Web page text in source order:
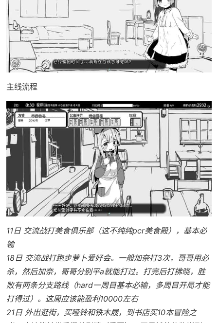
主线流程
11日 交流战打美食俱乐部（这不纯纯pcr美食殿），基本必
输
18日 交流战打跑步萝卜爱好会。一般加奈打3次，哥哥用必
杀，然后加奈，哥哥分别平a就能打过。打完后打拂晓，胜
败有两条分支路线（hard一周目基本必输，多周目开局才能
打得过）。这周应该能盈利10000左右
21日 外出逛街，买哑铃和铁木屐，到书店买10本冒险之